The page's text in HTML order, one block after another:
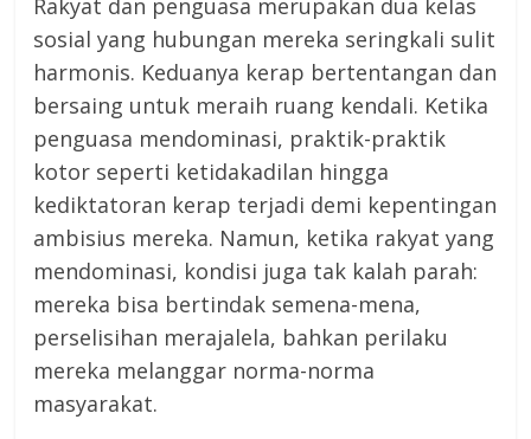
Rakyat dan penguasa merupakan dua kelas
sosial yang hubungan mereka seringkali sulit
harmonis. Keduanya kerap bertentangan dan
bersaing untuk meraih ruang kendali. Ketika
penguasa mendominasi, praktik-praktik
kotor seperti ketidakadilan hingga
kediktatoran kerap terjadi demi kepentingan
ambisius mereka. Namun, ketika rakyat yang
mendominasi, kondisi juga tak kalah parah:
mereka bisa bertindak semena-mena,
perselisihan merajalela, bahkan perilaku
mereka melanggar norma-norma
masyarakat.